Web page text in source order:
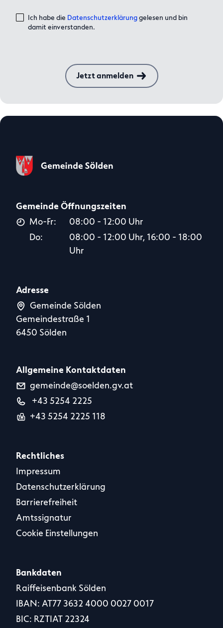
Ich habe die Datenschutzerklärunggelesen und bin
damit einverstanden.
Jetzt anmelden
Gemeinde Öffnungszeiten
Mo-Fr:
08:00 - 12:00 Uhr
Do:
08:00 - 12:00 Uhr, 16:00 - 18:00
Uhr
Adresse
Gemeinde Sölden
Gemeindestraße 1
6450 Sölden
Allgemeine Kontaktdaten
gemeinde@soelden.gv.at
+43 5254 2225
+43 5254 2225 118
Rechtliches
Impressum
Datenschutzerklärung
Barrierefreiheit
Amtssignatur
Cookie Einstellungen
Bankdaten
Raiffeisenbank Sölden
IBAN: AT77 3632 4000 0027 0017
BIC: RZTIAT 22324